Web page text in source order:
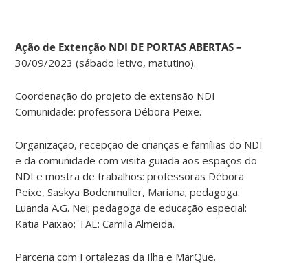
Ação de Extenção NDI DE PORTAS ABERTAS –
30/09/2023 (sábado letivo, matutino).
Coordenação do projeto de extensão NDI
Comunidade: professora Débora Peixe.
Organização, recepção de crianças e famílias do NDI
e da comunidade com visita guiada aos espaços do
NDI e mostra de trabalhos: professoras Débora
Peixe, Saskya Bodenmuller, Mariana; pedagoga:
Luanda A.G. Nei; pedagoga de educação especial:
Katia Paixão; TAE: Camila Almeida.
Parceria com Fortalezas da Ilha e MarQue.